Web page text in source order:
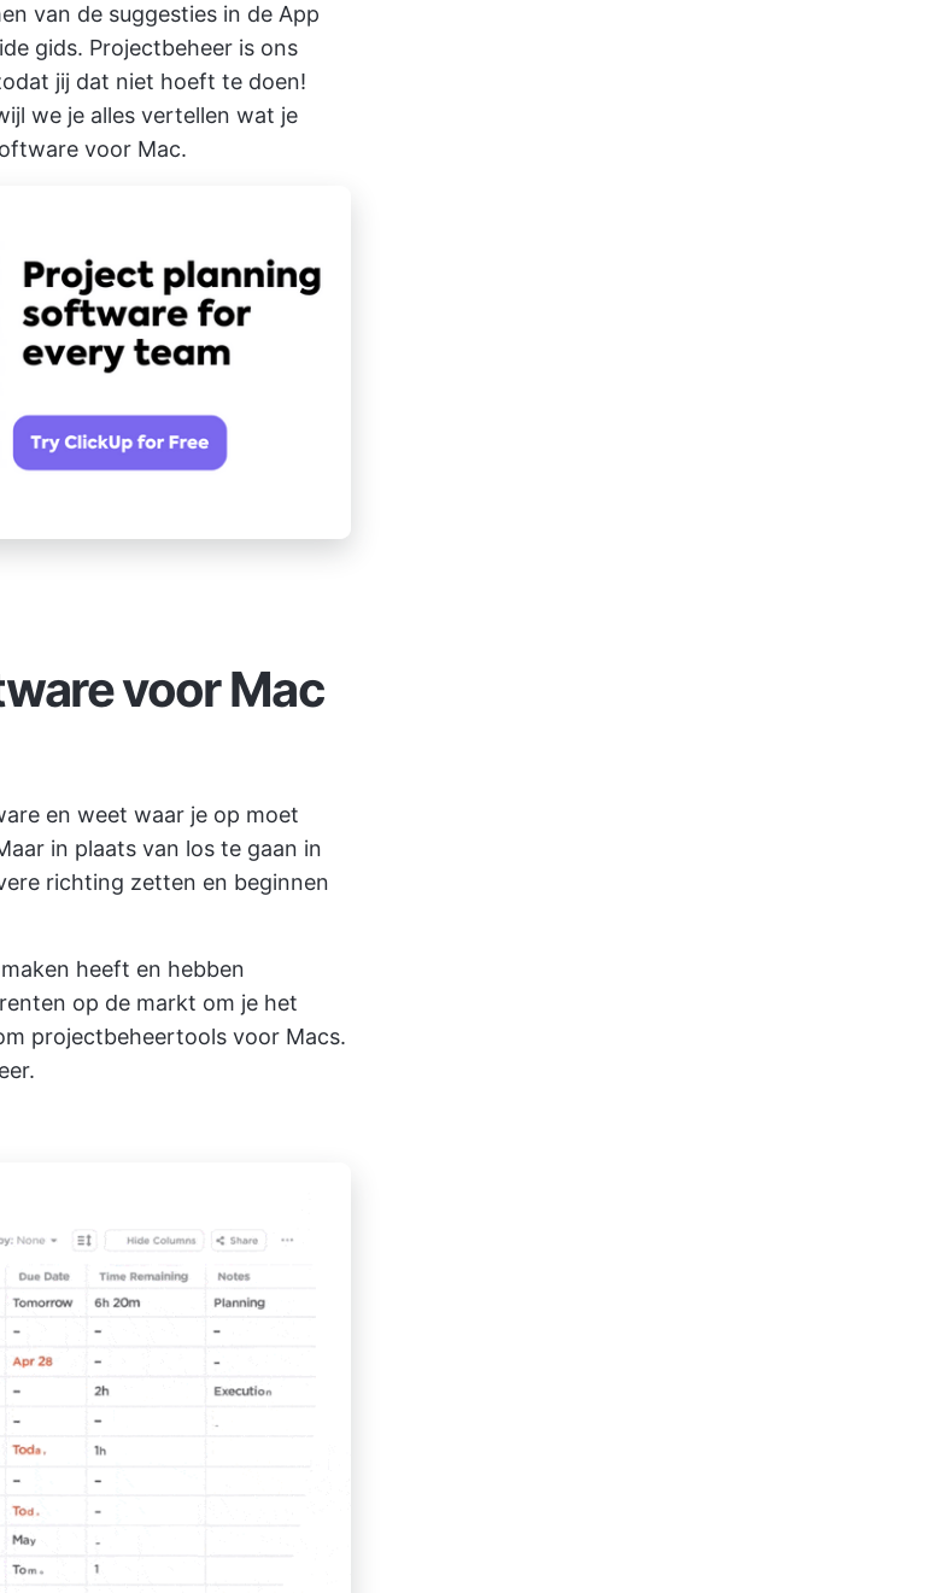
van de suggesties in de App
gids. Projectbeheer is ons
jij dat niet hoeft te doen!
we je alles vertellen wat je
voor Mac.
voor Mac
en weet waar je op moet
in plaats van los te gaan in
richting zetten en beginnen
heeft en hebben
op de markt om je het
projectbeheertools voor Macs.